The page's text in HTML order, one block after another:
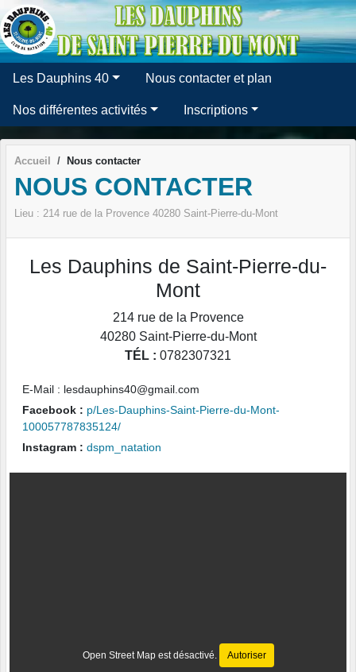
Les Dauphins 40 Nous contacter et plan
Nos différentes activités Inscriptions
Accueil Nous contacter
NOUS CONTACTER
Lieu : 214 rue de la Provence 40280 Saint-Pierre-du-Mont
Les Dauphins de Saint-Pierre-du-
Mont
214 rue de la Provence
40280 Saint-Pierre-du-Mont
TÉL : 0782307321
E-Mail : lesdauphins40@gmail.com
Facebook : p/Les-Dauphins-Saint-Pierre-du-Mont-
100057787835124/
Instagram : dspm_natation
Open Street Map est désactivé. Autoriser
Panneau de gestion des cookies